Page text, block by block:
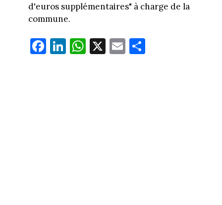
d'euros supplémentaires" à charge de la
commune.
Fa
ce
Li
nk
W
ha
X E
m
Pa
rt